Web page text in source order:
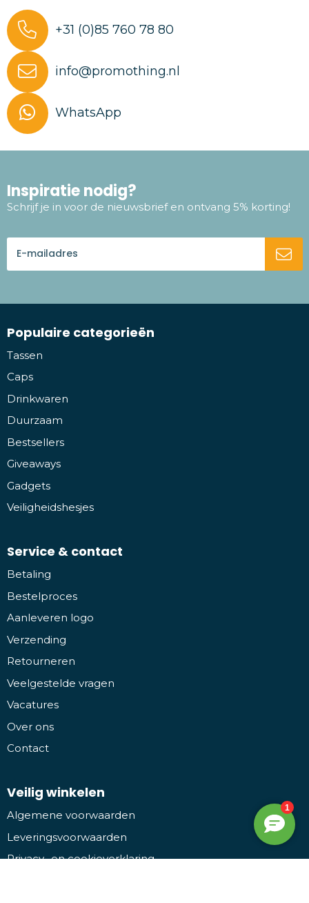
+31 (0)85 760 78 80
info@promothing.nl
WhatsApp
Inspiratie nodig?
Schrijf je in voor de nieuwsbrief en ontvang 5% korting!
Populaire categorieën
Tassen
Caps
Drinkwaren
Duurzaam
Bestsellers
Giveaways
Gadgets
Veiligheidshesjes
Service & contact
Betaling
Bestelproces
Aanleveren logo
Verzending
Retourneren
Veelgestelde vragen
Vacatures
Over ons
Contact
Veilig winkelen
Algemene voorwaarden
Leveringsvoorwaarden
Privacy- en cookieverklaring